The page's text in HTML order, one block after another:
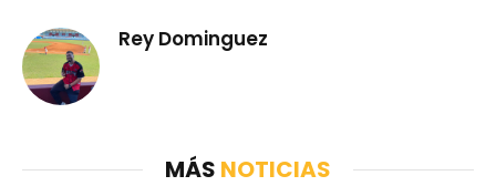
Rey Dominguez
MÁS NOTICIAS